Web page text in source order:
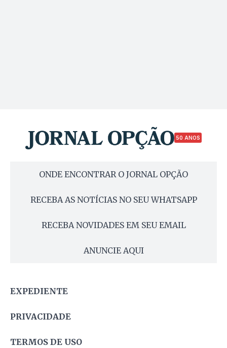
50 ANOS
ONDE ENCONTRAR O JORNAL OPÇÃO
RECEBA AS NOTÍCIAS NO SEU WHATSAPP
RECEBA NOVIDADES EM SEU EMAIL
ANUNCIE AQUI
EXPEDIENTE
PRIVACIDADE
TERMOS DE USO